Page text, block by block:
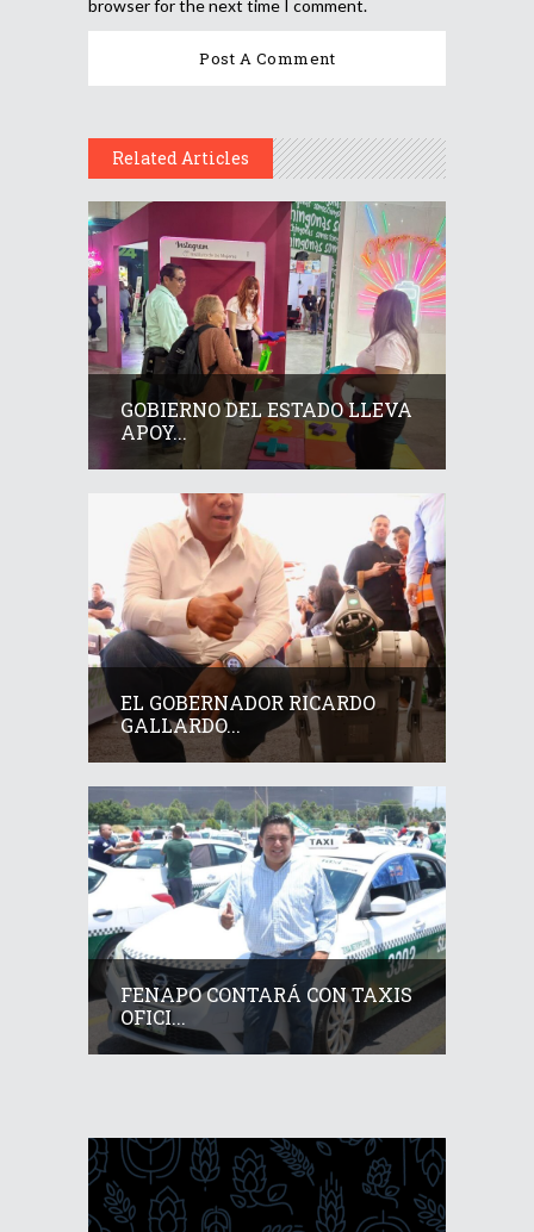
browser for the next time I comment.
Related Articles
GOBIERNO DEL ESTADO LLEVA
APOY...
EL GOBERNADOR RICARDO
GALLARDO...
FENAPO CONTARÁ CON TAXIS
OFICI...